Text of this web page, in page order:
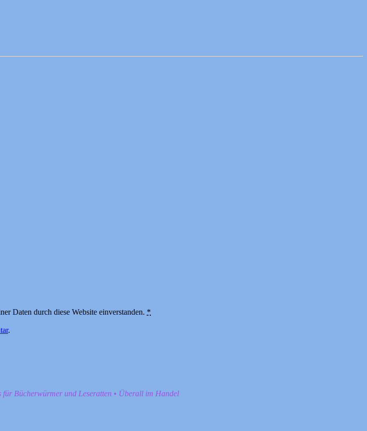
Daten durch diese Website einverstanden. *
.
für Bücherwürmer und Leseratten • Überall im Handel